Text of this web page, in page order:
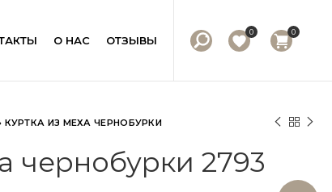
О НАС ОТЗЫВЫ
0 0
КУРТКА ИЗ МЕХА ЧЕРНОБУРКИ
чернобурки 2793